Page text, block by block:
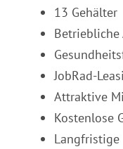
13 Gehälter
JobRad-
Attraktive
Kostenlose